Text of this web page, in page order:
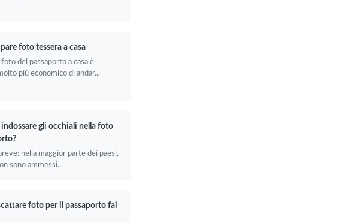
foto tessera a casa
del passaporto a casa è
più economico di andar...
gli occhiali nella foto
nella maggior parte dei paesi,
sono ammessi...
foto per il passaporto fai